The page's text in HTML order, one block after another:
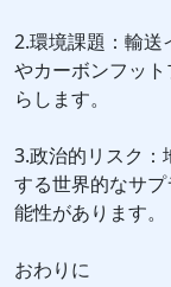
2.環境課題：輸送
やカーボンフッ
らします。
3.政治的リスク：
する世界的なサ
能性があります。
おわりに